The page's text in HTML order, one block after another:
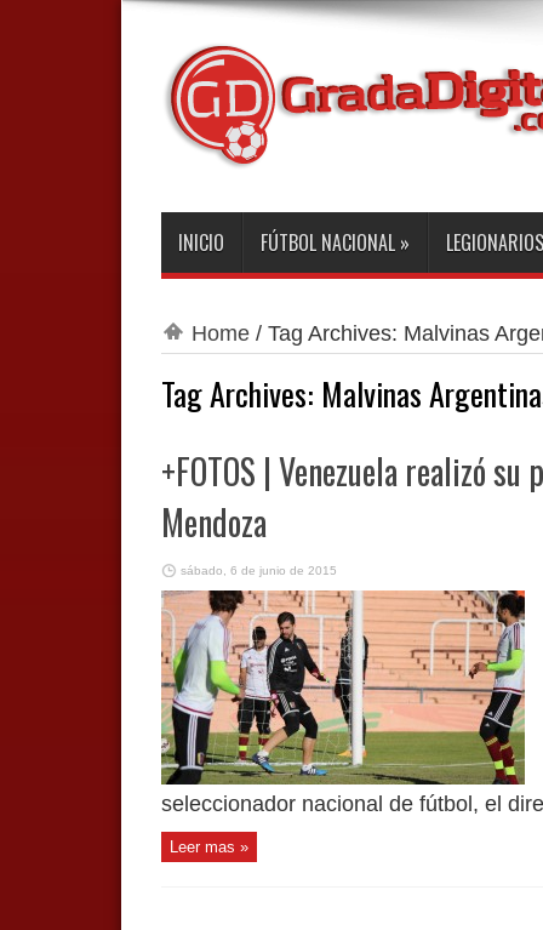
INICIO FÚTBOL NACIONAL » LEGIONARIOS
Home/ Tag Archives: Malvinas
Tag Archives: Malvinas
+FOTOS | Venezuela realizó
Mendoza
sábado, 6 de junio de 2015
seleccionador nacional de fútbol, el
Leer mas »